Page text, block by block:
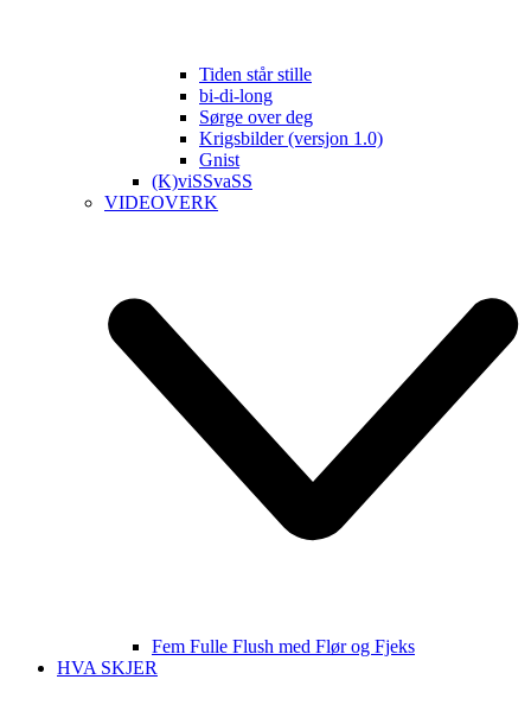
Tiden står stille
bi-di-long
Sørge over deg
Krigsbilder (versjon 1.0)
Gnist
(K)viSSvaSS
VIDEOVERK
Fem Fulle Flush med Flør og Fjeks
HVA SKJER